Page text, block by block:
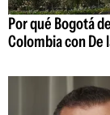
Por qué Bogotá
Colombia con De